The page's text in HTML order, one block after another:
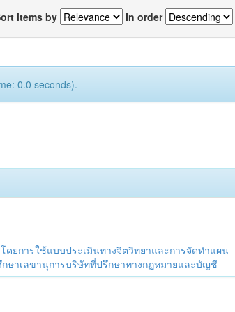
items by In order
0.0 seconds).
ยการใช้แบบประเมินทางจิตวิทยาและการจัดทำแผน
ษาเลขานุการบริษัทที่ปรึกษาทางกฏหมายและบัญชี